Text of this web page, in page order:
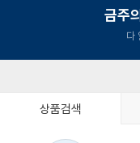
금주
다
상품검색